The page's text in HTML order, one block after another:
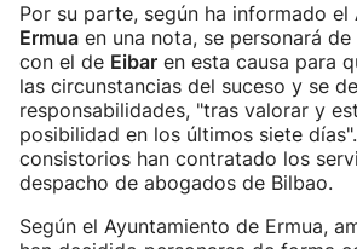
Por su parte, según ha informado el
Ermua en una nota, se personará
con el de Eibar en esta causa para
las circunstancias del suceso y se
responsabilidades, "tras valorar y
posibilidad en los últimos siete
consistorios han contratado los
despacho de abogados de Bilbao.
Según el Ayuntamiento de Ermua,